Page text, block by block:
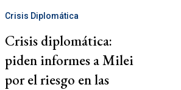
Crisis Diplomática
Crisis diplomática:
piden informes a Milei
por el riesgo en las